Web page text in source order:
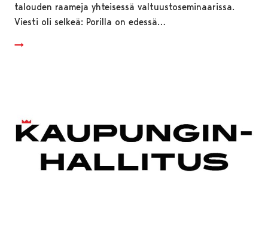
talouden raameja yhteisessä valtuustoseminaarissa.
Viesti oli selkeä: Porilla on edessä…